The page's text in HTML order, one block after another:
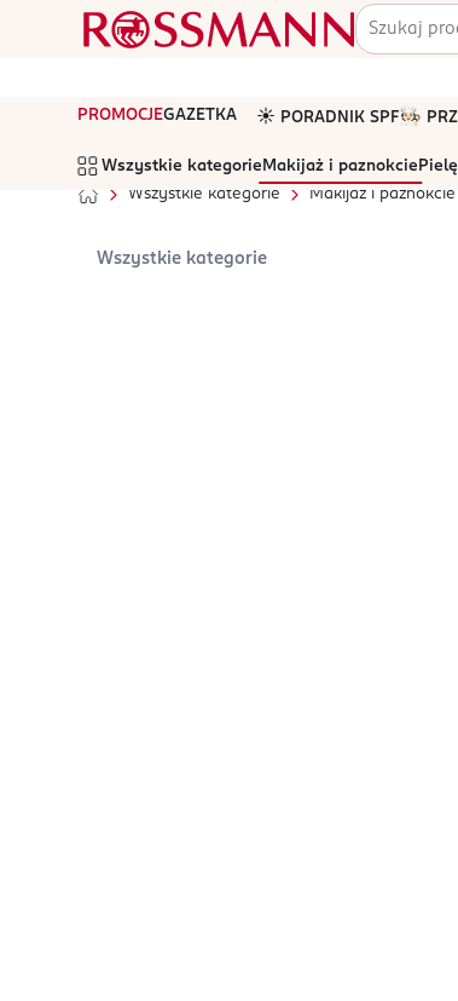
PROMOCJEGAZETKA ☀️ PORADNIK SPF🧑🏻‍🍳
Wszystkie kategorie Makijaż i paznokcie
Wszystkie kategorie
Makijaż i paznokcie
Wszystkie kategorie